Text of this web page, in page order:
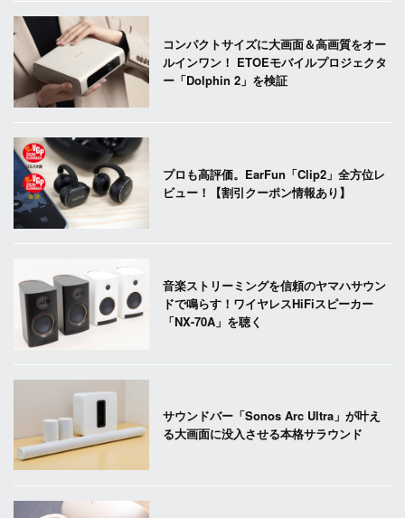
コンパクトサイズに大画面＆高画質をオー
ルインワン！ ETOEモバイルプロジェクタ
ー「Dolphin 2」を検証
プロも高評価。EarFun「Clip2」全方位レ
ビュー！【割引クーポン情報あり】
音楽ストリーミングを信頼のヤマハサウン
ドで鳴らす！ワイヤレスHiFiスピーカー
「NX-70A」を聴く
サウンドバー「Sonos Arc Ultra」が叶え
る大画面に没入させる本格サラウンド